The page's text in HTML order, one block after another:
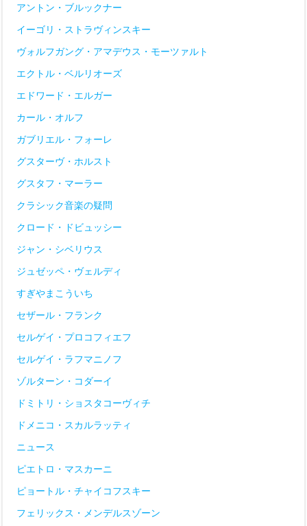
アントン・ブルックナー
イーゴリ・ストラヴィンスキー
ヴォルフガング・アマデウス・モーツァルト
エクトル・ベルリオーズ
エドワード・エルガー
カール・オルフ
ガブリエル・フォーレ
グスターヴ・ホルスト
グスタフ・マーラー
クラシック音楽の疑問
クロード・ドビュッシー
ジャン・シベリウス
ジュゼッペ・ヴェルディ
すぎやまこういち
セザール・フランク
セルゲイ・プロコフィエフ
セルゲイ・ラフマニノフ
ゾルターン・コダーイ
ドミトリ・ショスタコーヴィチ
ドメニコ・スカルラッティ
ニュース
ピエトロ・マスカーニ
ピョートル・チャイコフスキー
フェリックス・メンデルスゾーン